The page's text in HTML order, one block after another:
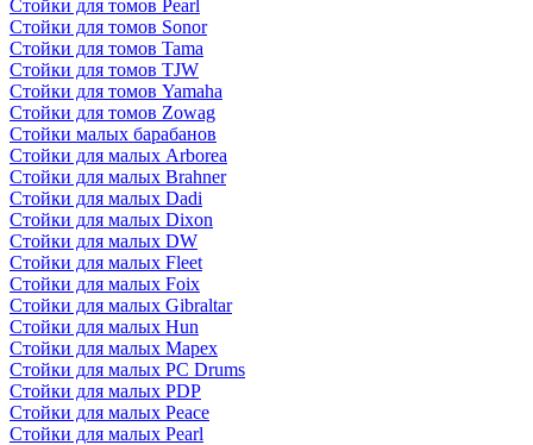
Стойки для томов Pearl
Стойки для томов Sonor
Стойки для томов Tama
Стойки для томов TJW
Стойки для томов Yamaha
Стойки для томов Zowag
Стойки малых барабанов
Стойки для малых Arborea
Стойки для малых Brahner
Стойки для малых Dadi
Стойки для малых Dixon
Стойки для малых DW
Стойки для малых Fleet
Стойки для малых Foix
Стойки для малых Gibraltar
Стойки для малых Hun
Стойки для малых Mapex
Стойки для малых PC Drums
Стойки для малых PDP
Стойки для малых Peace
Стойки для малых Pearl